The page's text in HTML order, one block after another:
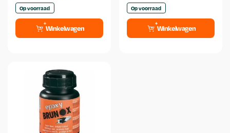
Op voorraad
Winkelwagen
Op voorraad
Winkelwagen